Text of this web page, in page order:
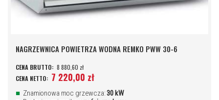
NAGRZEWNICA POWIETRZA WODNA REMKO PWW 30-6
8 880,60 zł
7 220,00 zł
Znamionowa moc grzewcza:30 kW